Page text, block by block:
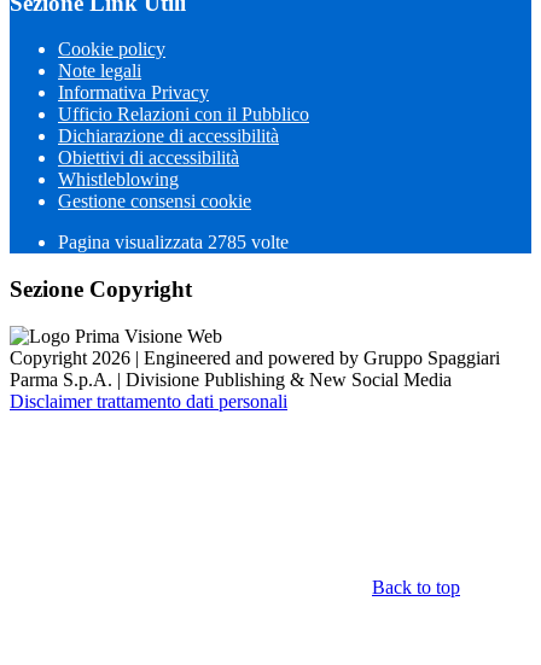
Cookie policy
Note legali
Informativa Privacy
Ufficio Relazioni con il Pubblico
Dichiarazione di accessibilità
Obiettivi di accessibilità
Whistleblowing
Gestione consensi cookie
Pagina visualizzata 2785 volte
Sezione Copyright
Copyright 2026 | Engineered and powered by Gruppo Spaggiari
Parma S.p.A. | Divisione Publishing & New Social Media
Disclaimer trattamento dati personali
Back to top